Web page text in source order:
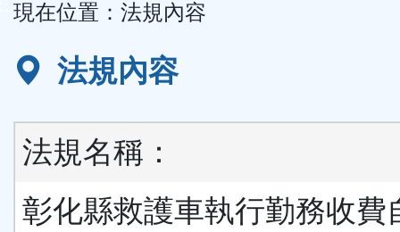
區
現在位置： 法規內容
法規內容
法規名稱：
彰化縣救護車執行勤務收費